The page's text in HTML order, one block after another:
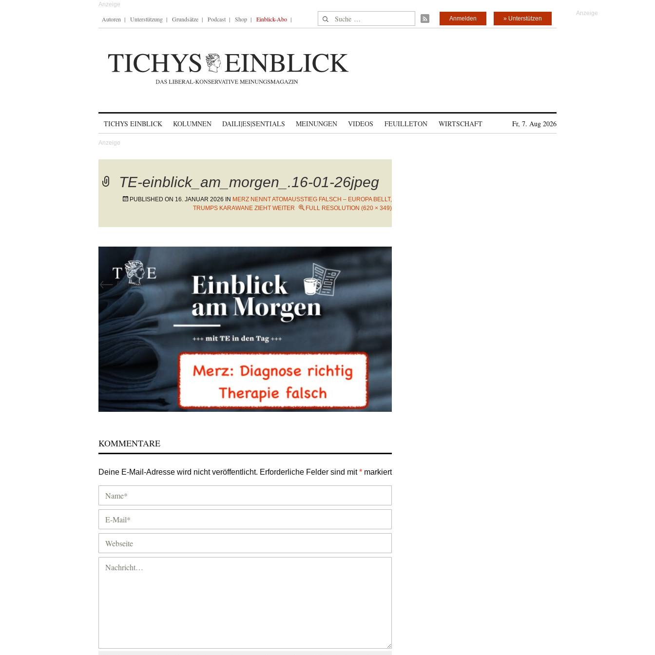
Autoren Unterstützung Grundsätze Podcast Shop Einblick-Abo Suche nach: » Unterstützen
Anmelden
TICHYS EINBLICK KOLUMNEN DAILI|ES|SENTIALS MEINUNGEN VIDEOS FEUILLETON WIRTSCHAFT Fr, 7. Aug 2026
TE-einblick_am_morgen_.16-01-26jpeg
PUBLISHED ON 16. JANUAR 2026 IN MERZ NENNT ATOMAUSSTIEG FALSCH – EUROPA BELLT,
TRUMPS KARAWANE ZIEHT WEITER
FULL RESOLUTION (620 × 349)
←Previous
KOMMENTARE
Deine E-Mail-Adresse wird nicht veröffentlicht. Erforderliche Felder sind mit* markiert